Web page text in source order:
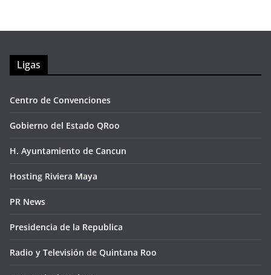
Ligas
Centro de Convenciones
Gobierno del Estado QRoo
H. Ayuntamiento de Cancun
Hosting Riviera Maya
PR News
Presidencia de la Republica
Radio y Televisión de Quintana Roo